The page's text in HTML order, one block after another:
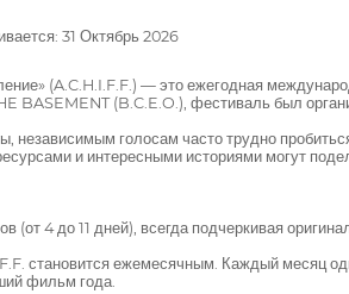
31 Октябрь 2026
(A.C.H.I.F.F.) — это ежегодная
BASEMENT (B.C.E.O.), фестиваль был
независимым голосам часто трудно
и интересными историями могут
4 до 11 дней), всегда подчеркивая
становится ежемесячным. Каждый месяц
фильм года.